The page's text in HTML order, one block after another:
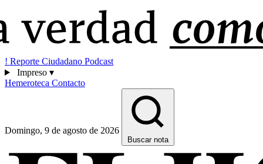
! Reporte Ciudadano Podcast
Impreso ▾
Hemeroteca Contacto
Domingo, 9 de agosto de 2026
Buscar nota